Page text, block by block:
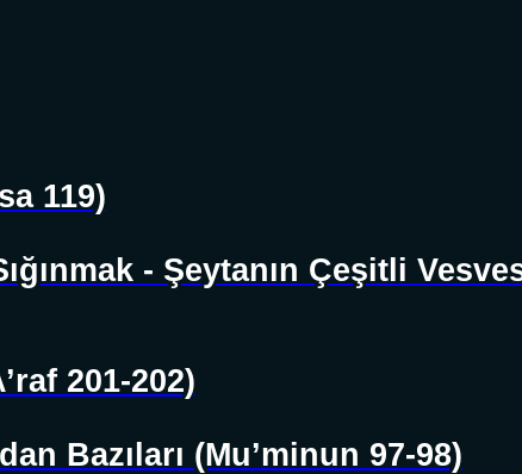
119)
- Şeytanın Çeşitli
201-202)
Bazıları (Mu’minun 97-98)